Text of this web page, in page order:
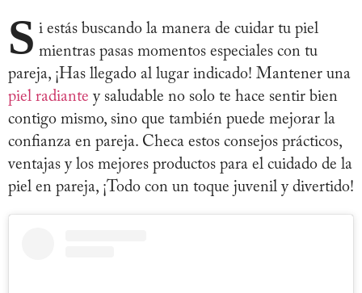
S i estás buscando la manera de cuidar tu piel
mientras pasas momentos especiales con tu
pareja, ¡Has llegado al lugar indicado! Mantener una
piel radiante y saludable no solo te hace sentir bien
contigo mismo, sino que también puede mejorar la
confianza en pareja. Checa estos consejos prácticos,
ventajas y los mejores productos para el cuidado de la
piel en pareja, ¡Todo con un toque juvenil y divertido!